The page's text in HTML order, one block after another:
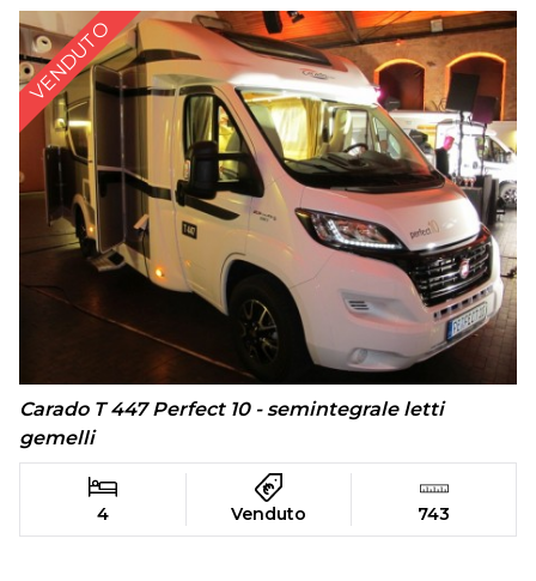
VENDUTO
Carado T 447 Perfect 10 - semintegrale letti
gemelli
4 Venduto 743